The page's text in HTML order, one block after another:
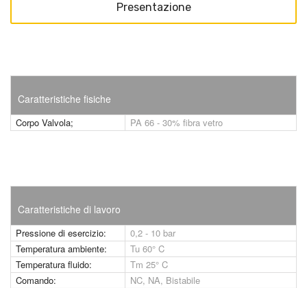
Presentazione
Caratteristiche fisiche
Corpo Valvola; PA 66 - 30% fibra vetro
Caratteristiche di lavoro
Pressione di esercizio:
0,2 - 10 bar
Temperatura ambiente:
Tu 60° C
Temperatura fluido:
Tm 25° C
Comando:
NC, NA, Bistabile